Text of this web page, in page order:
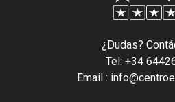
¿Dudas?
Tel: +34
Email :